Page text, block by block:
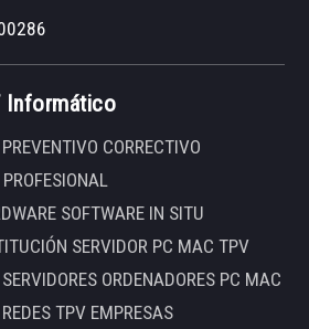
Informático
CORRECTIVO
SOFTWARE IN SITU
SERVIDOR PC MAC TPV
ORDENADORES PC MAC
TPV EMPRESAS